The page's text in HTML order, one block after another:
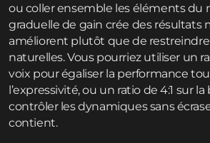
ou coller ensemble les éléments du
graduelle de gain crée des résultats
améliorent plutôt que de
naturelles. Vous pourriez utiliser un
voix pour égaliser la performance
l’expressivité, ou un ratio de 4:1 sur
contrôler les dynamiques sans
contient.